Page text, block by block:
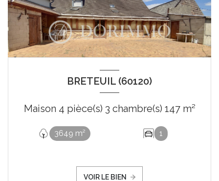
BRETEUIL (60120)
Maison 4 pièce(s) 3 chambre(s) 147 m²
3649 m² 1
VOIR LE BIEN